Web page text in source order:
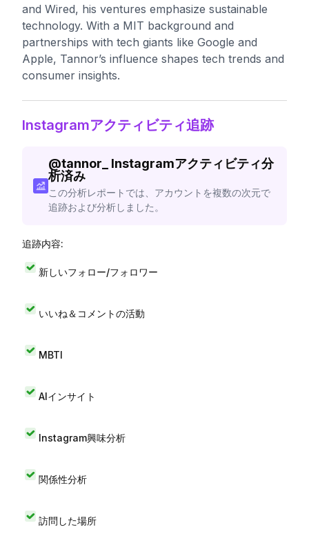
and Wired, his ventures emphasize sustainable
technology. With a MIT background and
partnerships with tech giants like Google and
Apple, Tannor’s influence shapes tech trends and
consumer insights.
Instagramアクティビティ追跡
@tannor_
Instagramアクティビティ分
析済み
この分析レポートでは、アカウントを複数の次元で
追跡および分析しました。
追跡内容:
新しいフォロー/フォロワー
いいね＆コメントの活動
MBTI
AIインサイト
Instagram興味分析
関係性分析
訪問した場所